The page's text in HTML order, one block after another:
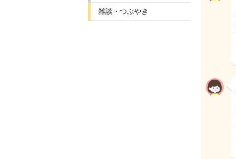
雑談・つぶやき